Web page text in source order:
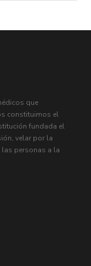
que
constituimos el
fundada el
velar por la
las personas a la